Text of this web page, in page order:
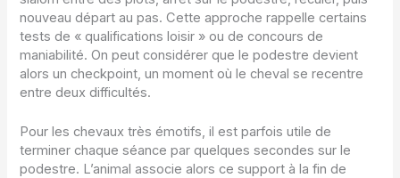
nouveau départ au pas. Cette approche rappelle certains
tests de « qualifications loisir » ou de concours de
maniabilité. On peut considérer que le podestre devient
alors un checkpoint, un moment où le cheval se recentre
entre deux difficultés.
Pour les chevaux très émotifs, il est parfois utile de
terminer chaque séance par quelques secondes sur le
podestre. L’animal associe alors ce support à la fin de